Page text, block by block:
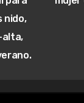
nido,
alta,